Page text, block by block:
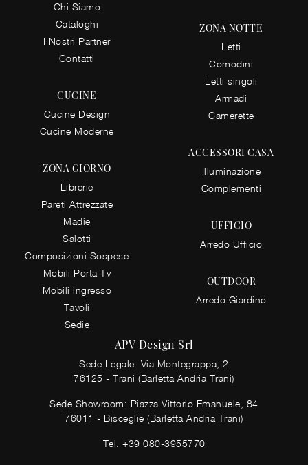
Chi Siamo
Cataloghi
I Nostri Partner
Contatti
CUCINE
Cucine Design
Cucine Moderne
ZONA GIORNO
Librerie
Pareti Attrezzate
Madie
Salotti
Composizioni Sospese
Mobili Porta Tv
Mobili ingresso
Tavoli
Sedie
ZONA NOTTE
Letti
Comodini
Letti singoli
Armadi
Camerette
ACCESSORI CASA
Illuminazione
Complementi
UFFICIO
Arredo Ufficio
OUTDOOR
Arredo Giardino
APV Design Srl
Sede Legale: Via Montegrappa, 2
76125 - Trani (Barletta Andria Trani)
Sede Showroom: Piazza Vittorio Emanuele, 84
76011 - Bisceglie (Barletta Andria Trani)
Tel. +39 080-3955770